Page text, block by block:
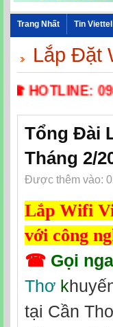
Trang Nhất Tin Viettel
Lắp Đặt
HOTLINE:
Tổng Đài
Tháng 2/
Được thêm vào:
Lắp Wifi
với công
☎ Gọi
Thơ k
tại Cần